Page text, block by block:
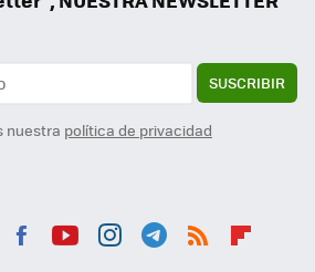
SUSCRIBIR
nuestra política de privacidad